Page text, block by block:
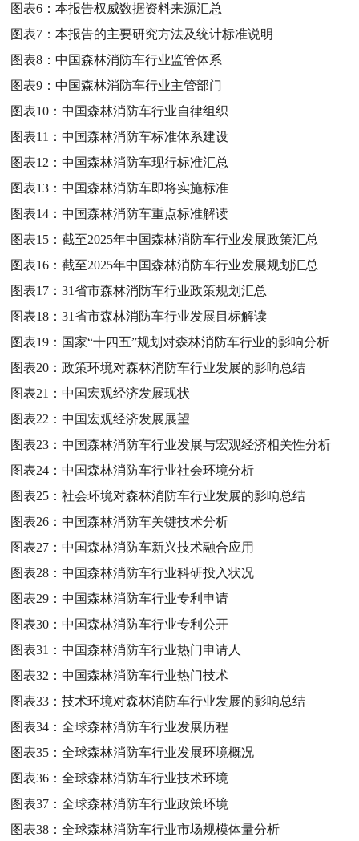
图表6：本报告权威数据资料来源汇总
图表7：本报告的主要研究方法及统计标准说明
图表8：中国森林消防车行业监管体系
图表9：中国森林消防车行业主管部门
图表10：中国森林消防车行业自律组织
图表11：中国森林消防车标准体系建设
图表12：中国森林消防车现行标准汇总
图表13：中国森林消防车即将实施标准
图表14：中国森林消防车重点标准解读
图表15：截至2025年中国森林消防车行业发展政策汇总
图表16：截至2025年中国森林消防车行业发展规划汇总
图表17：31省市森林消防车行业政策规划汇总
图表18：31省市森林消防车行业发展目标解读
图表19： 国家“十四五”规划对森林消防车行业的影响分析
图表20：政策环境对森林消防车行业发展的影响总结
图表21：中国宏观经济发展现状
图表22：中国宏观经济发展展望
图表23：中国森林消防车行业发展与宏观经济相关性分析
图表24：中国森林消防车行业社会环境分析
图表25：社会环境对森林消防车行业发展的影响总结
图表26：中国森林消防车关键技术分析
图表27：中国森林消防车新兴技术融合应用
图表28：中国森林消防车行业科研投入状况
图表29：中国森林消防车行业专利申请
图表30：中国森林消防车行业专利公开
图表31：中国森林消防车行业热门申请人
图表32：中国森林消防车行业热门技术
图表33：技术环境对森林消防车行业发展的影响总结
图表34：全球森林消防车行业发展历程
图表35：全球森林消防车行业发展环境概况
图表36：全球森林消防车行业技术环境
图表37：全球森林消防车行业政策环境
图表38：全球森林消防车行业市场规模体量分析